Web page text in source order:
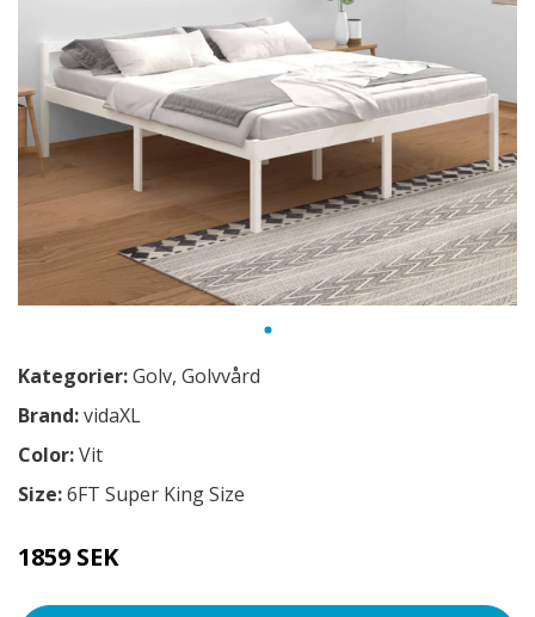
Kategorier:Golv, Golvvård
Brand:vidaXL
Color:Vit
Size:6FT Super King Size
1859 SEK